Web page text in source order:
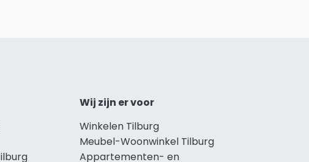
Wij zijn er voor
Winkelen Tilburg
Meubel-Woonwinkel Tilburg
Appartementen- en